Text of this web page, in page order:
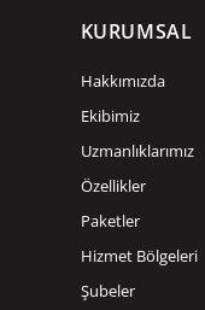
KURUMSAL
Hakkımızda
Ekibimiz
Uzmanlıklarımız
Özellikler
Paketler
Hizmet Bölgeleri
Şubeler